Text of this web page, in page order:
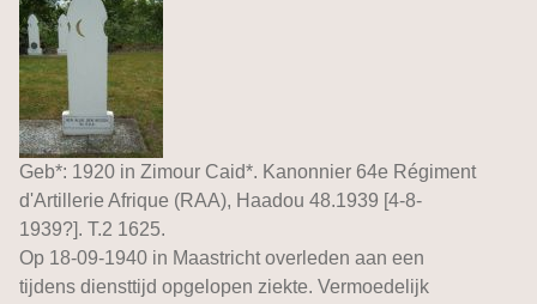
Geb*: 1920 in Zimour Caid*. Kanonnier 64e Régiment
d'Artillerie Afrique (RAA), Haadou 48.1939 [4-8-
1939?]. T.2 1625.
Op 18-09-1940 in Maastricht overleden aan een
tijdens diensttijd opgelopen ziekte. Vermoedelijk